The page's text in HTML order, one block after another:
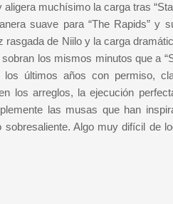
muchísimo la carga tras
suave para “The Rapids” y
de Niilo y la carga
los mismos minutos que a
últimos años con permiso,
los arreglos, la ejecución
las musas que han
Algo muy difícil de